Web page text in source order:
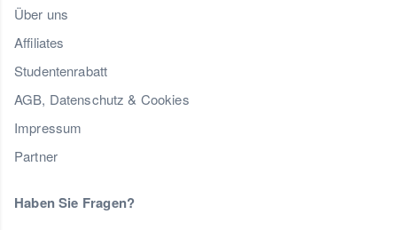
Über uns
Affiliates
Studentenrabatt
AGB, Datenschutz & Cookies
Impressum
Partner
Haben Sie Fragen?